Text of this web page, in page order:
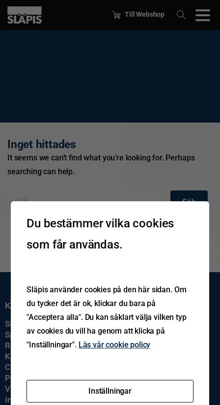
Till Webshop
Inget hittades
It seems we can’t find what you’re looking for. Perhaps
searching can help.
Kundservice
Support
Spårning av gods
Reklamation
Kontakta oss
Cookiepolicy
Policys
Visselblåsning
Imprint
Du bestämmer vilka cookies
som får användas.
Släpis använder cookies på den här sidan. Om
du tycker det är ok, klickar du bara på
"Acceptera alla". Du kan såklart välja vilken typ
av cookies du vill ha genom att klicka på
"Inställningar". Läs vår cookie policy
Inställningar